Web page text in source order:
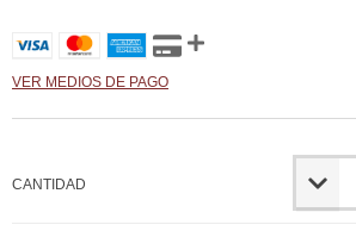
VER MEDIOS DE PAGO
CANTIDAD